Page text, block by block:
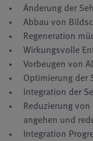
Änderung der
Abbau von
Regeneration
Wirkungsvolle
Vorbeugen von
Optimierung der
Integration der
Reduzierung
angehen und
Integration